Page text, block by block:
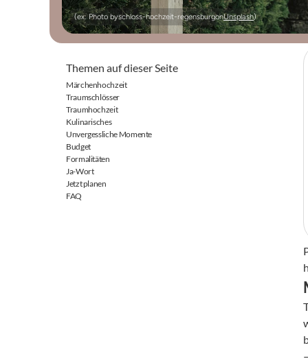
(ex: Photo byschloss-hochzeit-regensburgonUnsplash)
Themen auf dieser Seite
Märchenhochzeit
Traumschlösser
Traumhochzeit
Kulinarisches
Unvergessliche Momente
Budget
Formalitäten
Ja-Wort
Jetzt planen
FAQ